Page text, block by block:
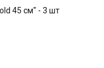
45 см" - 3 шт